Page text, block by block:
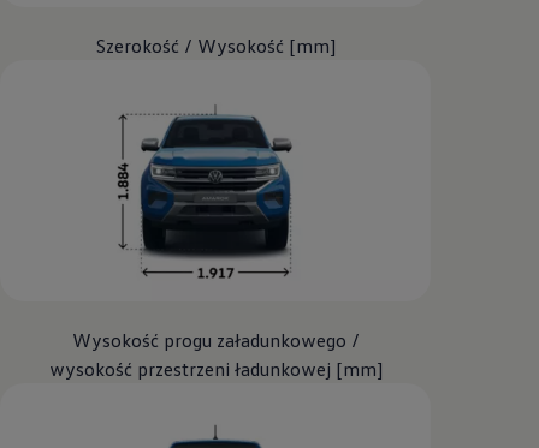
Szerokość / Wysokość [mm]
Wysokość progu załadunkowego /
wysokość przestrzeni ładunkowej [mm]